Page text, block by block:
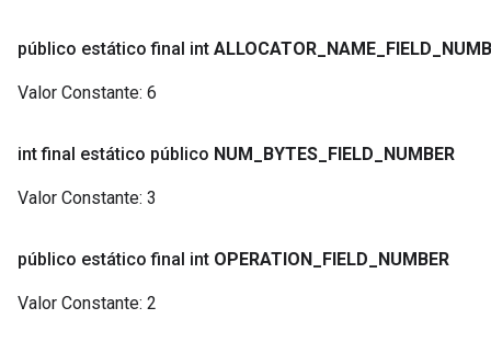
público estático final int ALLOCATOR NAME FIELD
Valor Constante: 6
int final estático público NUM BYTES FIELD NUMBER
Valor Constante: 3
público estático final int OPERATION FIELD NUMBER
Valor Constante: 2